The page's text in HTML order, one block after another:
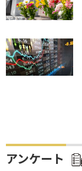
アンケート